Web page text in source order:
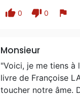
thumb_up 0 thumb_down 0 flag
Monsieur
"Voici, je me tiens
livre de Françoise
toucher notre âme.